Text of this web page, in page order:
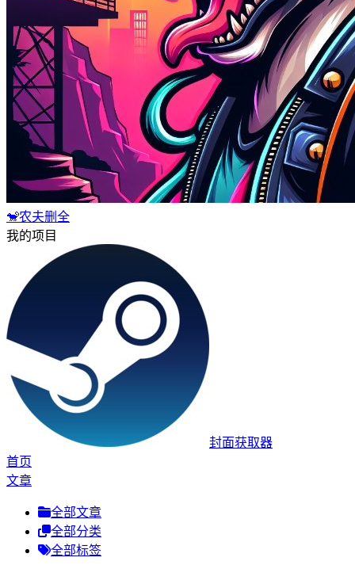
🐒农夫删全
我的项目
封面获取器
首页
文章
全部文章
全部分类
全部标签